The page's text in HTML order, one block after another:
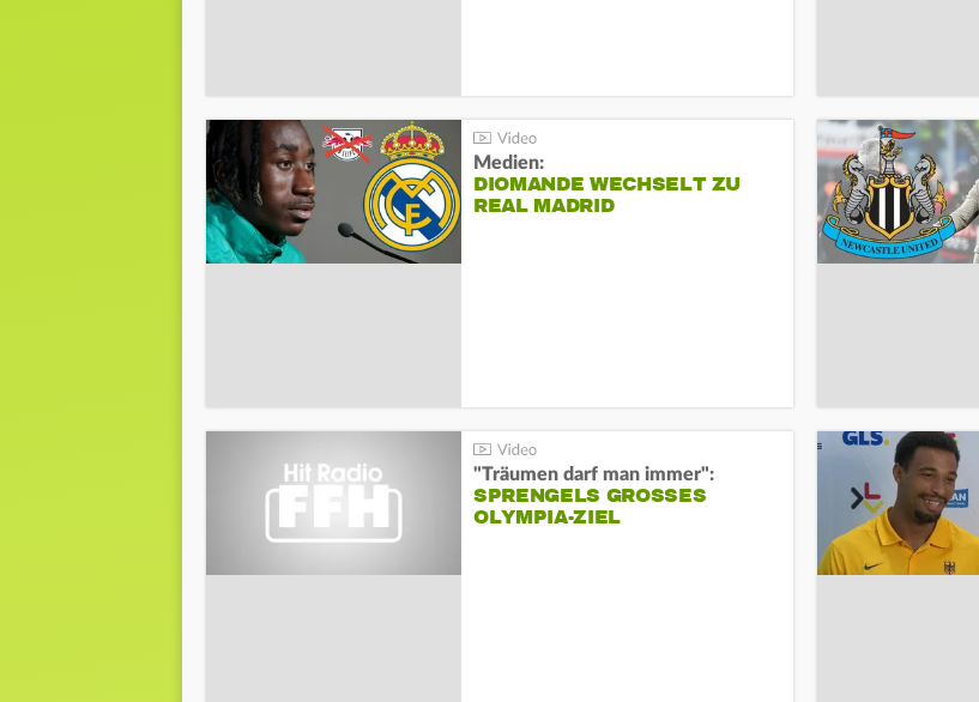
Medien:
DIOMANDE WECHSELT ZU
REAL MADRID
"Träumen darf man immer":
SPRENGELS GROSSES O
LYMPIA-ZIEL